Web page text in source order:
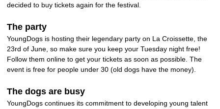
decided to buy tickets again for the festival.
The party
YoungDogs is hosting their legendary party on La Croissette, the
23rd of June, so make sure you keep your Tuesday night free!
Follow them online to get your tickets as soon as possible. The
event is free for people under 30 (old dogs have the money).
The dogs are busy
YoungDogs continues its commitment to developing young talent